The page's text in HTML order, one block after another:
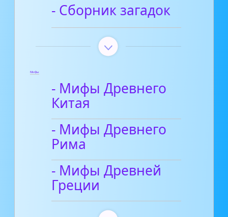
- Сборник загадок
Мифы
- Мифы Древнего
Китая
- Мифы Древнего
Рима
- Мифы Древней
Греции